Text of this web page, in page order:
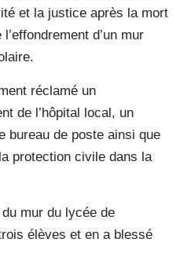
et la justice après la mort
d’un mur
réclamé un
de l’hôpital local, un
bureau de poste ainsi que
protection civile dans la
mur du lycée de
élèves et en a blessé